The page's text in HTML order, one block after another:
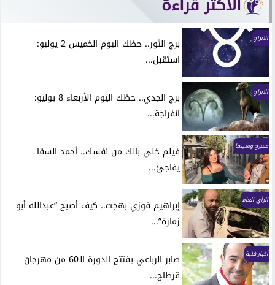
الابراج
برج الثور.. حظك اليوم الخميس 2 يوليو:
استقبل...
الابراج
برج الجدي.. حظك اليوم الأربعاء 8 يوليو:
انفراجة...
مسرح وسينما
فيلم خلي بالك من نفسك.. أحمد السقا
يفاجئ...
الرأي العام
إبراهيم فوزي بهجت.. كيف أصبح “عبدالله أبو
زمارة”...
أخبار فنية
صابر الرباعي يفتتح الدورة الـ60 من مهرجان
قرطاج...